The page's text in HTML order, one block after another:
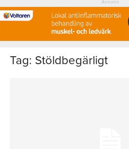
Annons
Tag: Stöldbegärligt